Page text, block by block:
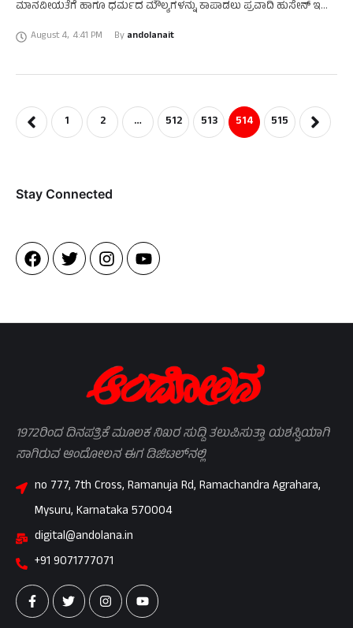
ಮಾನವೀಯತೆಗೆ ಹಾಗೂ ಧರ್ಮದ ಮೌಲ್ಯಗಳನ್ನು ಕಾಪಾಡಲು ಪ್ರವಾದಿ ಹುಸೇನ್ ಇಬ್ನ್
August 4, 4:41 PM By andolanait
1 2 … 512 513 514 515
Stay Connected​
1972ರಿಂದ ದಿನಪತ್ರಿಕೆ ಮೂಲಕ ನಿಖರ ಸುದ್ದಿ ತಲುಪಿಸುತ್ತಾ ಯಶಸ್ವಿಯಾಗಿ
ಸಾಗಿರುವ ಆಂದೋಲನ ಈಗ ಡಿಜಿಟಲ್‌ನಲ್ಲಿ
no 777, 7th Cross, Ramanuja Rd, Ramachandra Agrahara,
Mysuru, Karnataka 570004
digital@andolana.in
+91 9071777071